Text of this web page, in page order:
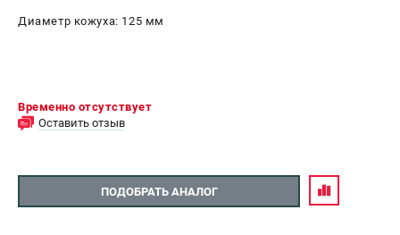
Диаметр кожуха: 125 мм
Временно отсутствует
Оставить отзыв
ПОДОБРАТЬ АНАЛОГ